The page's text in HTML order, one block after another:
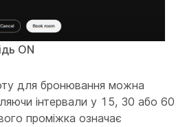
ON
для бронювання можна
інтервали у 15, 30 або 60
проміжка означає